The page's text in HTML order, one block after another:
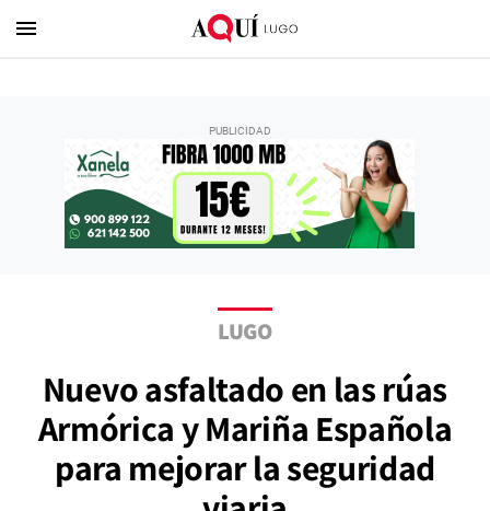
menu
LUGO
Nuevo asfaltado en las rúas
Armórica y Mariña Española
para mejorar la seguridad